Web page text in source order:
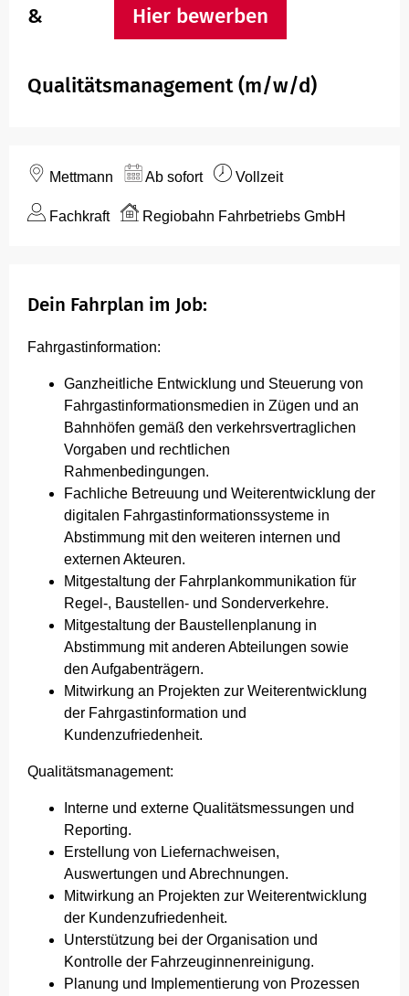
&
Hier bewerben
Qualitätsmanagement (m/w/d)
Mettmann Ab sofort Vollzeit
Fachkraft Regiobahn Fahrbetriebs GmbH
Dein Fahrplan im Job:
Fahrgastinformation:
Ganzheitliche Entwicklung und Steuerung von
Fahrgastinformationsmedien in Zügen und an
Bahnhöfen gemäß den verkehrsvertraglichen
Vorgaben und rechtlichen
Rahmenbedingungen.
Fachliche Betreuung und Weiterentwicklung der
digitalen Fahrgastinformationssysteme in
Abstimmung mit den weiteren internen und
externen Akteuren.
Mitgestaltung der Fahrplankommunikation für
Regel-, Baustellen- und Sonderverkehre.
Mitgestaltung der Baustellenplanung in
Abstimmung mit anderen Abteilungen sowie
den Aufgabenträgern.
Mitwirkung an Projekten zur Weiterentwicklung
der Fahrgastinformation und
Kundenzufriedenheit.
Qualitätsmanagement:
Interne und externe Qualitätsmessungen und
Reporting.
Erstellung von Liefernachweisen,
Auswertungen und Abrechnungen.
Mitwirkung an Projekten zur Weiterentwicklung
der Kundenzufriedenheit.
Unterstützung bei der Organisation und
Kontrolle der Fahrzeuginnenreinigung.
Planung und Implementierung von Prozessen